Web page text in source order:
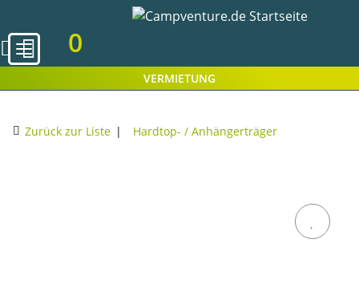
0
VERMIETUNG
Zurück zur Liste Hardtop- / Anhängerträger